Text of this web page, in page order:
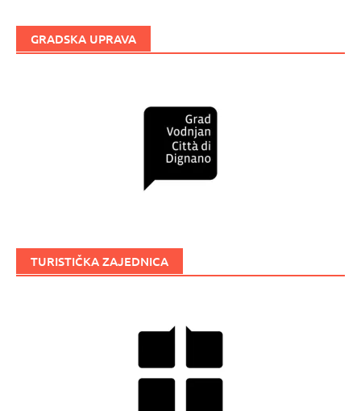
GRADSKA UPRAVA
TURISTIČKA ZAJEDNICA